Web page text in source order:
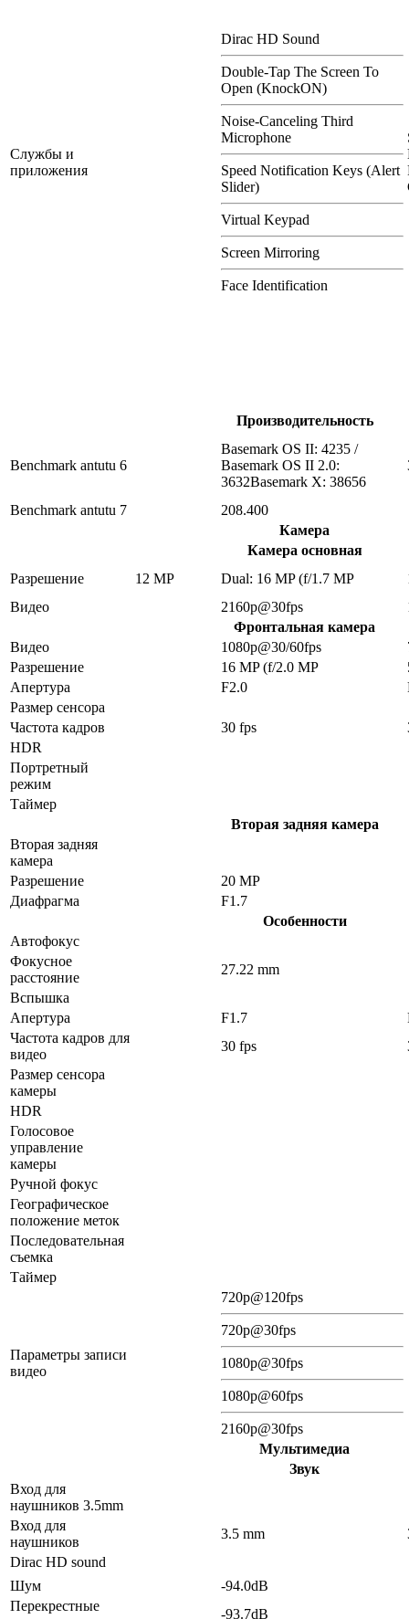
Службы и
приложения
Dirac HD Sound
Double-Tap The Screen To
Open (KnockON)
Noise-Canceling Third
Microphone
Speed Notification Keys (Alert
Slider)
Virtual Keypad
Screen Mirroring
Face Identification
Производительность
Benchmark antutu 6
Basemark OS II: 4235 /
Basemark OS II 2.0:
3632Basemark X: 38656
Benchmark antutu 7
208.400
Камера
Камера основная
Разрешение
12 MP Dual: 16 MP (f/1.7 MP
Видео
2160p@30fps
Фронтальная камера
Видео
1080p@30/60fps
Разрешение
16 MP (f/2.0 MP
Апертура
F2.0
Размер сенсора
Частота кадров
30 fps
HDR
Портретный
режим
Таймер
Вторая задняя камера
Вторая задняя
камера
Разрешение
20 MP
Диафрагма
F1.7
Особенности
Автофокус
Фокусное
расстояние
27.22 mm
Вспышка
Апертура
F1.7
Частота кадров для
видео
30 fps
Размер сенсора
камеры
HDR
Голосовое
управление
камеры
Ручной фокус
Географическое
положение меток
Последовательная
съемка
Таймер
Параметры записи
видео
720p@120fps
720p@30fps
1080p@30fps
1080p@60fps
2160p@30fps
Мультимедиа
Звук
Вход для
наушников 3.5mm
Вход для
наушников
3.5 mm
Dirac HD sound
Шум
-94.0dB
Перекрестные
-93.7dB